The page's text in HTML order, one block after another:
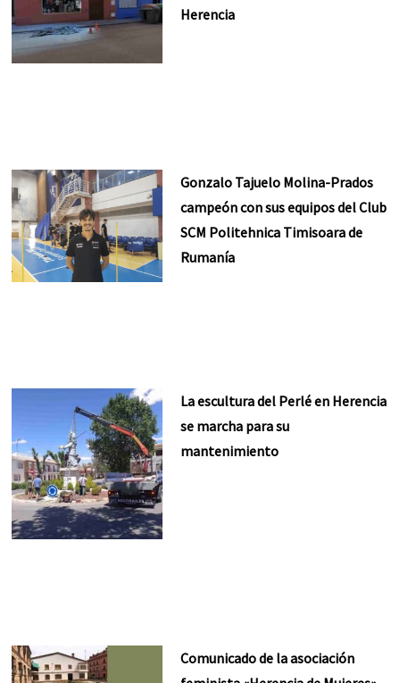
Herencia
Gonzalo Tajuelo Molina-Prados
campeón con sus equipos del Club
SCM Politehnica Timisoara de
Rumanía
La escultura del Perlé en Herencia
se marcha para su
mantenimiento
Comunicado de la asociación